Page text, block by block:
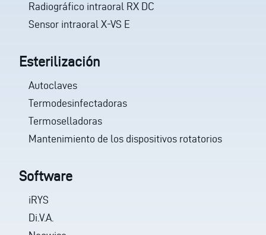
Radiográfico intraoral RX DC
Sensor intraoral X-VS E
Esterilización
Autoclaves
Termodesinfectadoras
Termoselladoras
Mantenimiento de los dispositivos rotatorios
Software
iRYS
Di.V.A.